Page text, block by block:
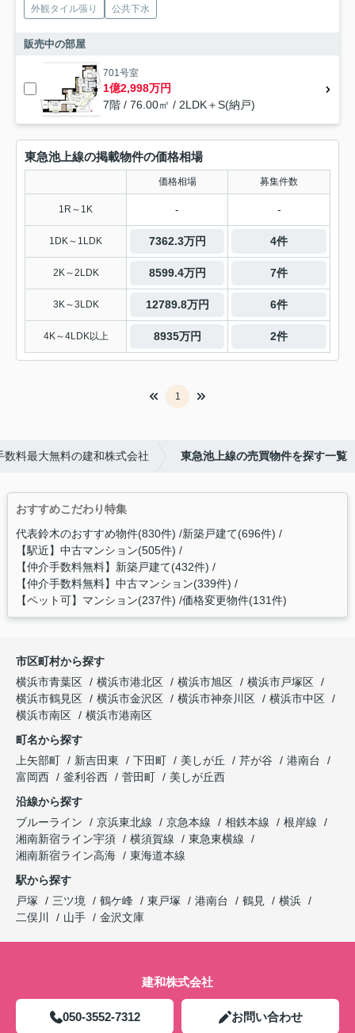
外観タイル張り
公共下水
販売中の部屋
701号室
1億2,998万円
7階 / 76.00㎡ / 2LDK＋S(納戸)
東急池上線の掲載物件の価格相場
価格相場 募集件数
1R～1K - -
1DK～1LDK 7362.3万円 4件
2K～2LDK 8599.4万円 7件
3K～3LDK 12789.8万円 6件
4K～4LDK以上 8935万円 2件
1
料最大無料の建和株式会社 東急池上線の売買物件を探す一覧
おすすめこだわり特集
代表鈴木のおすすめ物件(830件) 新築戸建て(696件)
【駅近】中古マンション(505件)
【仲介手数料無料】新築戸建て(432件)
【仲介手数料無料】中古マンション(339件)
【ペット可】マンション(237件) 価格変更物件(131件)
市区町村から探す
横浜市青葉区
横浜市港北区 横浜市旭区
横浜市戸塚区
横浜市鶴見区
横浜市金沢区 横浜市神奈川区
横浜市中区
横浜市南区
横浜市港南区
町名から探す
上矢部町
新吉田東 下田町 美しが丘 芹が谷
港南台
富岡西
釜利谷西 菅田町
美しが丘西
沿線から探す
ブルーライン
京浜東北線 京急本線 相鉄本線
根岸線
湘南新宿ライン宇須
横須賀線
東急東横線
湘南新宿ライン高海
東海道本線
駅から探す
戸塚
三ツ境 鶴ケ峰 東戸塚 港南台 鶴見
横浜
二俣川
山手 金沢文庫
建和株式会社
050-3552-7312 お問い合わせ